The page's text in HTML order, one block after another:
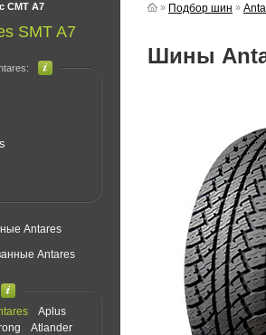
СМТ А7
SMT A7
Antares
Antares
Aplus
Atlander
» Подбор шин »
Шины